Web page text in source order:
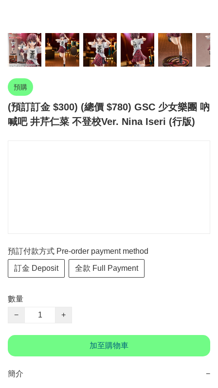
預購
(預訂訂金 $300) (總價 $780) GSC 少女樂團 吶
喊吧 井芹仁菜 不登校Ver. Nina Iseri (行版)
預訂付款方式 Pre-order payment method
訂金 Deposit 全款 Full Payment
數量
−
+
加至購物車
簡介 −